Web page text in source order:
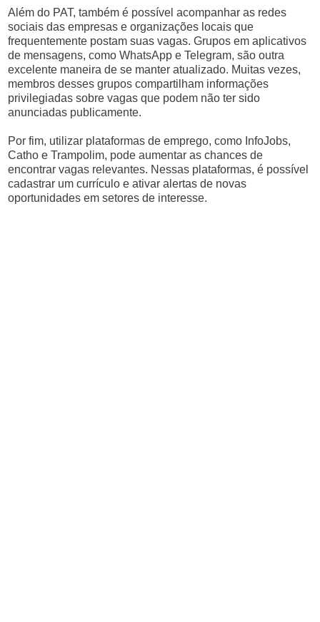
Além do PAT, também é possível acompanhar as redes
sociais das empresas e organizações locais que
frequentemente postam suas vagas. Grupos em aplicativos
de mensagens, como WhatsApp e Telegram, são outra
excelente maneira de se manter atualizado. Muitas vezes,
membros desses grupos compartilham informações
privilegiadas sobre vagas que podem não ter sido
anunciadas publicamente.
Por fim, utilizar plataformas de emprego, como InfoJobs,
Catho e Trampolim, pode aumentar as chances de
encontrar vagas relevantes. Nessas plataformas, é possível
cadastrar um currículo e ativar alertas de novas
oportunidades em setores de interesse.